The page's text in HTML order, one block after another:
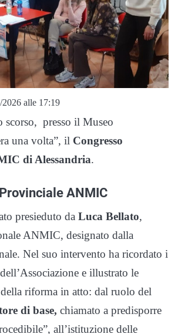
2026 alle 17:19
scorso, presso il Museo
una volta”, il Congresso
di Alessandria.
ANMIC
presieduto da Luca Bellato,
ANMIC, designato dalla
Nel suo intervento ha ricordato i
e illustrato le
riforma in atto: dal ruolo del
di base, chiamato a predisporre
all’istituzione delle